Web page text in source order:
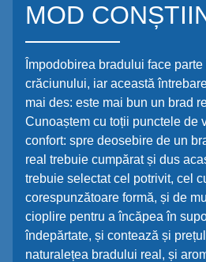
MOD
Împodobirea bradului face
crăciunului, iar această
mai des: este mai bun un brad
Cunoaștem cu toții punctele de
confort: spre deosebire de un
real trebuie cumpărat și dus
trebuie selectat cel potrivit, cel
corespunzătoare formă, și de
cioplire pentru a încăpea în
îndepărtate, și contează și
naturalețea bradului real, și